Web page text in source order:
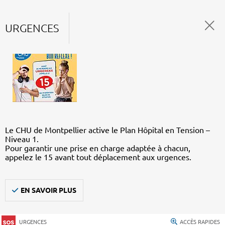
URGENCES
Le CHU de Montpellier active le Plan Hôpital en Tension –
Niveau 1.
Pour garantir une prise en charge adaptée à chacun,
appelez le 15 avant tout déplacement aux urgences.
EN SAVOIR PLUS
URGENCES ACCÈS RAPIDES